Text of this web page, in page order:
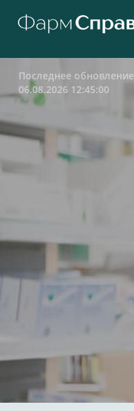
Последнее
06.08.2026 12:45:00